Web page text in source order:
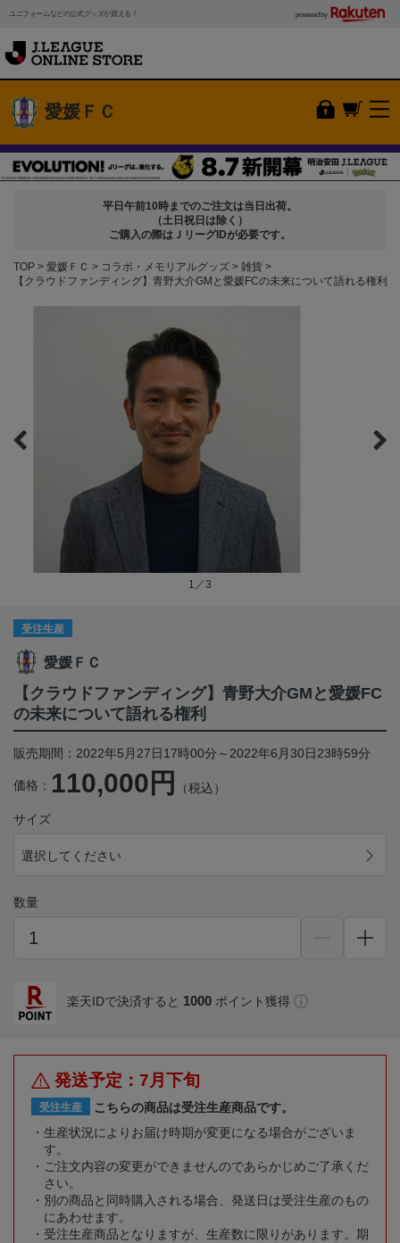
ユニフォームなどの公式グッズが買える！ powered by
愛媛ＦＣ
平日午前10時までのご注文は当日出荷。
（土日祝日は除く）
ご購入の際はＪリーグIDが必要です。
TOP 愛媛ＦＣ コラボ・メモリアルグッズ
雑貨
【クラウドファンディング】青野大介GMと愛媛FCの未来について語れる権利
1／3
受注生産
愛媛ＦＣ
【クラウドファンディング】青野大介GMと愛媛FC
の未来について語れる権利
販売期間：2022年5月27日17時00分～2022年6月30日23時59分
価格： 110,000円 （税込）
サイズ
選択してください
数量
楽天IDで決済すると 1000 ポイント獲得
発送予定：7月下旬
受注生産
こちらの商品は受注生産商品です。
生産状況によりお届け時期が変更になる場合がございま
す。
ご注文内容の変更ができませんのであらかじめご了承くだ
さい。
別の商品と同時購入される場合、発送日は受注生産のもの
にあわせます。
受注生産商品となりますが、生産数に限りがあります。期